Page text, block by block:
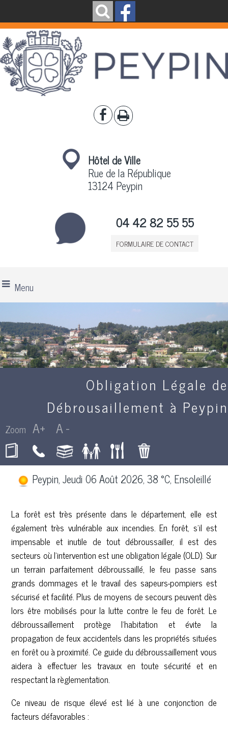
Hôtel de Ville
Rue de la République
13124 Peypin
04 42 82 55 55
FORMULAIRE DE CONTACT
Menu
Obligation Légale de
Débrousaillement à Peypin
Peypin, Jeudi 06 Août 2026, 38 °C, Ensoleillé
La forêt est très présente dans le département, elle est
également très vulnérable aux incendies. En forêt, s’il est
impensable et inutile de tout débroussailler, il est des
secteurs où l’intervention est une obligation légale (OLD). Sur
un terrain parfaitement débroussaillé, le feu passe sans
grands dommages et le travail des sapeurs-pompiers est
sécurisé et facilité. Plus de moyens de secours peuvent dès
lors être mobilisés pour la lutte contre le feu de forêt. Le
débroussaillement protège l’habitation et évite la
propagation de feux accidentels dans les propriétés situées
en forêt ou à proximité. Ce guide du débroussaillement vous
aidera à effectuer les travaux en toute sécurité et en
respectant la règlementation.
Ce niveau de risque élevé est lié à une conjonction de
facteurs défavorables :